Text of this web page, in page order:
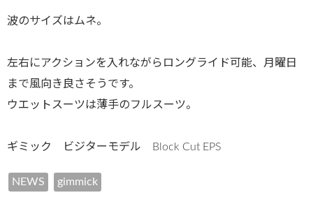
波のサイズはムネ。
左右にアクションを入れながらロングライド可能、月曜日
まで風向き良さそうです。
ウエットスーツは薄手のフルスーツ。
ギミック ビジターモデル Block Cut EPS
NEWS gimmick